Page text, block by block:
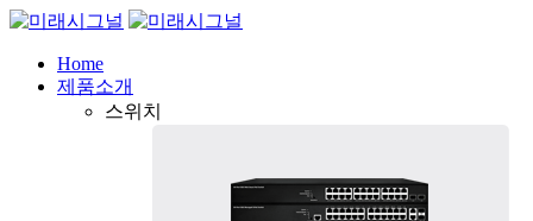
Home
제품소개
스위치